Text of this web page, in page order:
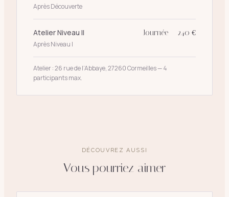
Après Découverte
Atelier Niveau II
Après Niveau I
Journée — 240 €
Atelier : 26 rue de l’Abbaye, 27260 Cormeilles — 4
participants max.
DÉCOUVREZ AUSSI
Vous pourriez aimer